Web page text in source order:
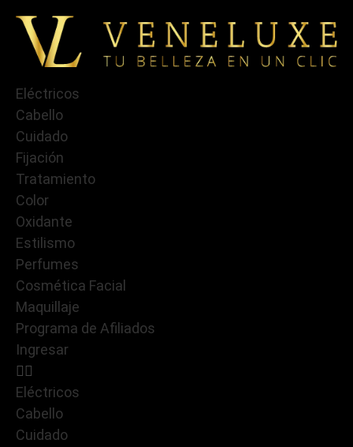
Eléctricos
Cabello
Cuidado
Fijación
Tratamiento
Color
Oxidante
Estilismo
Perfumes
Cosmética Facial
Maquillaje
Programa de Afiliados
Ingresar
Eléctricos
Cabello
Cuidado